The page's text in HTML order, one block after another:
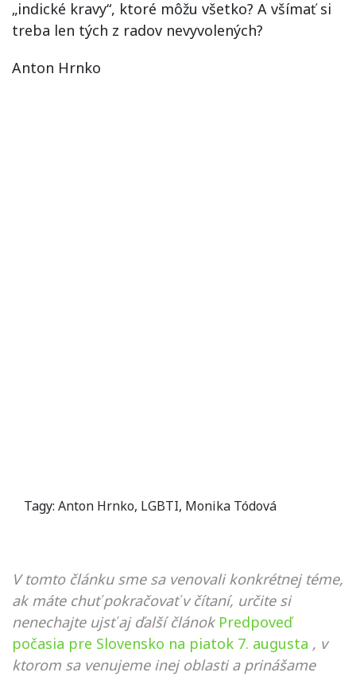
„indické kravy“, ktoré môžu všetko? A všímať si
treba len tých z radov nevyvolených?
Anton Hrnko
Tagy: Anton Hrnko, LGBTI, Monika Tódová
V tomto článku sme sa venovali konkrétnej téme,
ak máte chuť pokračovať v čítaní, určite si
nenechajte ujsť aj ďalší článok Predpoveď
počasia pre Slovensko na piatok 7. augusta , v
ktorom sa venujeme inej oblasti a prinášame